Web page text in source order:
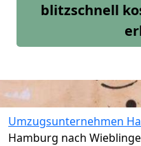
blitzschnell
Umzugsunternehmen
Hamburg nach